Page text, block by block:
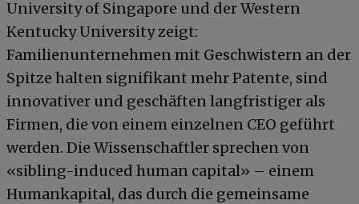
University of Singapore und der Western
Kentucky University zeigt:
Familienunternehmen mit Geschwistern an der
Spitze halten signifikant mehr Patente, sind
innovativer und geschäften langfristiger als
Firmen, die von einem einzelnen CEO geführt
werden. Die Wissenschaftler sprechen von
«sibling-induced human capital» – einem
Humankapital, das durch die gemeinsame